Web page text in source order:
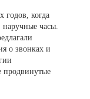
годов, когда
часы.
о звонках и
продвинутые